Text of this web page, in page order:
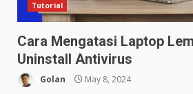
Tutorial
Cara Mengatasi Laptop
Uninstall Antivirus
Golan May 8, 2024